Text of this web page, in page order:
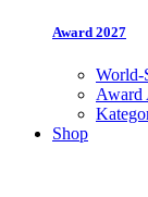
Award 2027
World-
Award
Shop